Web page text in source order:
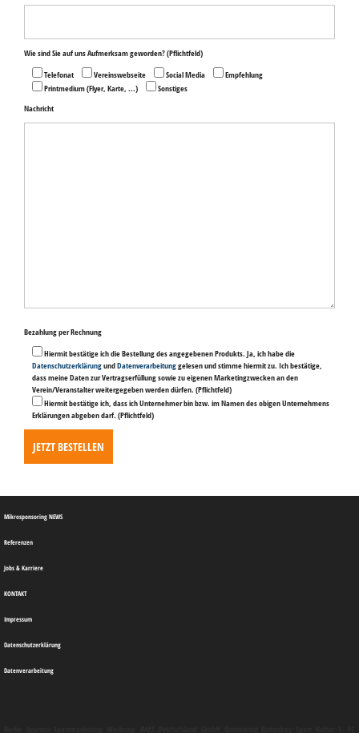
Wie sind Sie auf uns Aufmerksam geworden?(Pflichtfeld)
Telefonat
Vereinswebseite Social Media
Empfehlung
Printmedium (Flyer, Karte, ...)
Sonstiges
Nachricht
lasse
dieses
Feld
leer.
Bezahlung per Rechnung
Hiermit bestätige ich die Bestellung des angegebenen Produkts. Ja, ich habe die
DatenschutzerklärungundDatenverarbeitunggelesen und stimme hiermit zu. Ich bestätige,
dass meine Daten zur Vertragserfüllung sowie zu eigenen Marketingzwecken an den
Verein/Veranstalter weitergegeben werden dürfen. (Pflichtfeld)
Hiermit bestätige ich, dass ich Unternehmer bin bzw. im Namen des obigen Unternehmens
Erklärungen abgeben darf. (Pflichtfeld)
Mikrosponsoring NEWS
Referenzen
Jobs & Karriere
KONTAKT
Impressum
Datenschutzerklärung
Datenverarbeitung